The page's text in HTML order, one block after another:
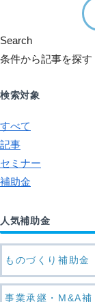
Search
条件から記事を探す
検索対象
すべて
記事
セミナー
補助金
人気補助金
ものづくり補助金
事業承継・M&A補